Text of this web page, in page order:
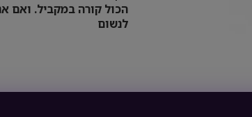
הכול קורה במקביל. ואם
לנשום